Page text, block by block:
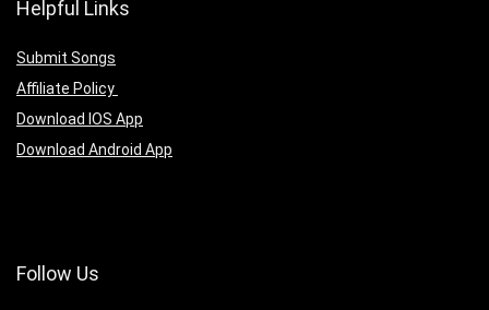
Helpful Links
Submit Songs
Affiliate Policy
Download IOS App
Download Android App
Follow Us